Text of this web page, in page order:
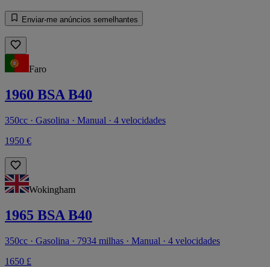
Enviar-me anúncios semelhantes
Faro
1960 BSA B40
350cc · Gasolina · Manual · 4 velocidades
1950 €
Wokingham
1965 BSA B40
350cc · Gasolina · 7934 milhas · Manual · 4 velocidades
1650 £